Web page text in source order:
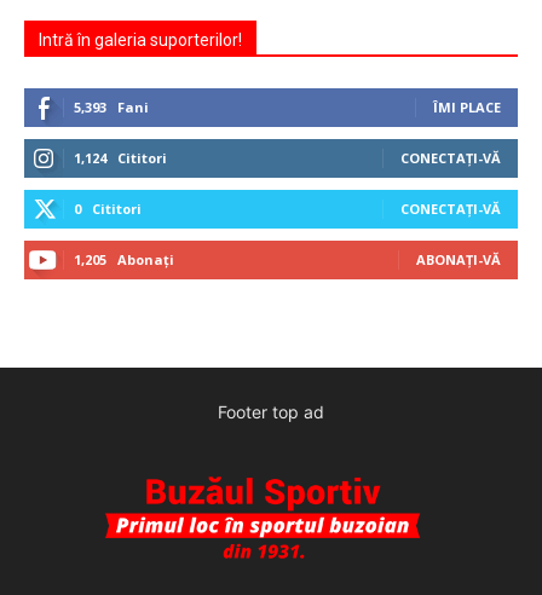
Intră în galeria suporterilor!
5,393 Fani ÎMI PLACE
1,124 Cititori CONECTAȚI-VĂ
0 Cititori CONECTAȚI-VĂ
1,205 Abonați ABONAȚI-VĂ
Footer top ad